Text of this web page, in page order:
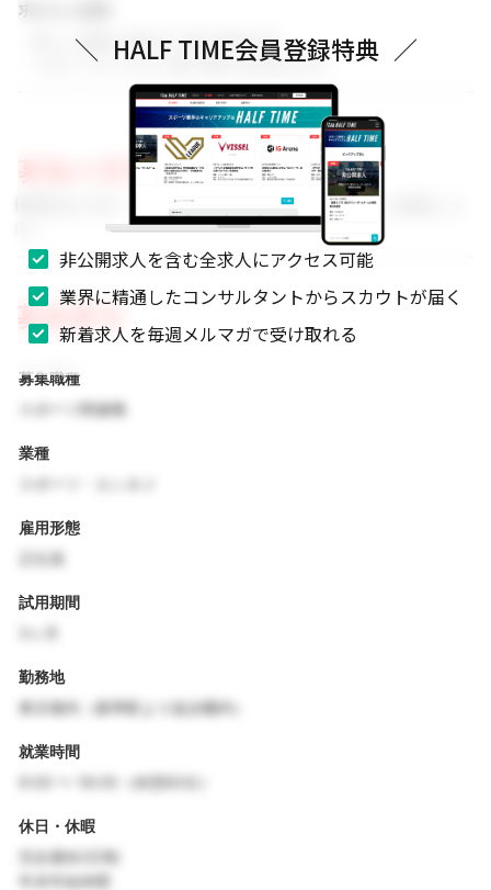
求める人物像
・新しい挑戦に前向きに取り組める方
・スポーツビジネスに強い関心をお持ちの方
募集の背景
事業拡大に伴い、組織体制を強化するためのメンバーを募集しま
募集要項
募集職種
スポーツ関連職
業種
雇用形態
試用期間
勤務地
東京都内（最寄駅より徒歩圏内）
就業時間
9:00 〜 18:00（休憩60分）
休日・休暇
完全週休2日制
年末年始休暇
＼ HALF TIME会員登録特典 ／
非公開求人を含む全求人にアクセス可能
業界に精通したコンサルタントからスカウトが届く
新着求人を毎週メルマガで受け取れる